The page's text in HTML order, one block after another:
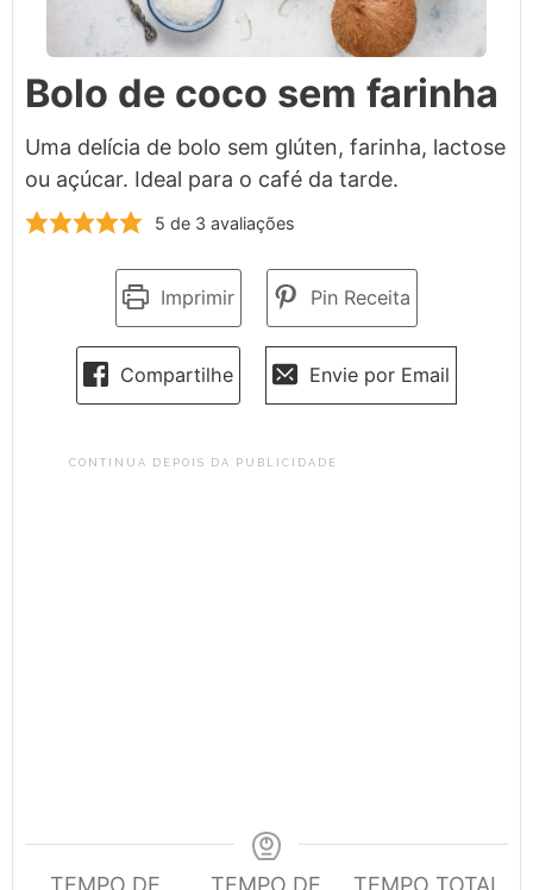
Bolo de coco sem farinha
Uma delícia de bolo sem glúten, farinha, lactose
ou açúcar. Ideal para o café da tarde.
5 de 3 avaliações
Imprimir Pin Receita
Compartilhe Envie por Email
CONTINUA DEPOIS DA PUBLICIDADE
TEMPO DE TEMPO DE TEMPO TOTAL